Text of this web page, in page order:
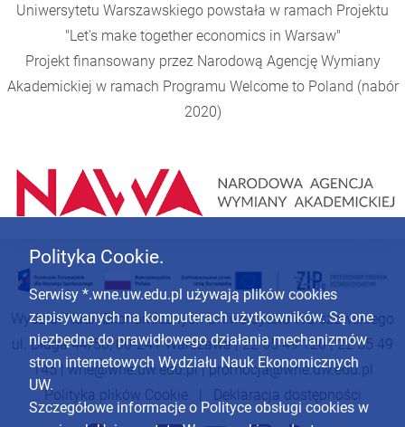
Uniwersytetu Warszawskiego powstała w ramach Projektu
"Let's make together economics in Warsaw"
Projekt finansowany przez Narodową Agencję Wymiany
Akademickiej w ramach Programu Welcome to Poland (nabór
2020)
Wydział Nauk Ekonomicznych Uniwersytetu Warszawskiego
ul. Długa 44/50, 00-241 Warszawa | 22 55 49 126 | 22 55 49
145 |wne@wne.uw.edu.pl|promocja@wne.uw.edu.pl
Polityka plików Cookie| Deklaracja dostępności
Polityka Cookie.
Serwisy *.wne.uw.edu.pl używają plików cookies
zapisywanych na komputerach użytkowników. Są one
niezbędne do prawidłowego działania mechanizmów
stron internetowych Wydziału Nauk Ekonomicznych
UW.
Szczegółowe informacje o Polityce obsługi cookies w